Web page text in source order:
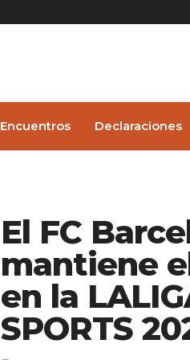
Encuentros Declaraciones
El FC
mantiene
en la
SPORTS